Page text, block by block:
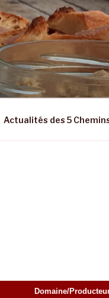
Actualités des 5
Domaine/